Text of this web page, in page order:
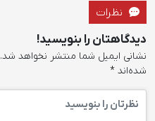
نظرات
دیدگاهتان را بنویسید!
نشانی ایمیل شما منتشر نخواهد شد.
شده‌اند *